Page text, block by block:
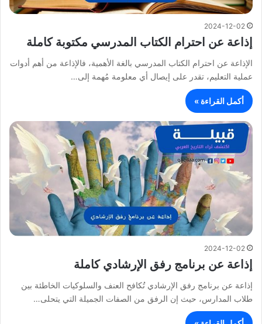
2024-12-02
إذاعة عن احترام الكتاب المدرسي مكتوبة كاملة
الإذاعة عن احترام الكتاب المدرسي بالغة الأهمية، فالإذاعة من أهم أدوات
عملية التعليم، تقدر على إيصال أي معلومة مُهمة إلى…
أكمل القراءة »
2024-12-02
إذاعة عن برنامج رفق الإرشادي كاملة
إذاعة عن برنامج رفق الإرشادي تُكافح العنف والسلوكيات الخاطئة بين
طلاب المدارس، حيث إن الرفق من الصفات الجميلة التي يتحلى…